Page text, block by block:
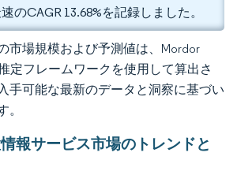
のCAGR 13.68%を記録しました。
市場規模および予測値は、Mordor
定フレームワークを使用して算出さ
手可能な最新のデータと洞察に基づい
。
報サービス市場のトレンドと